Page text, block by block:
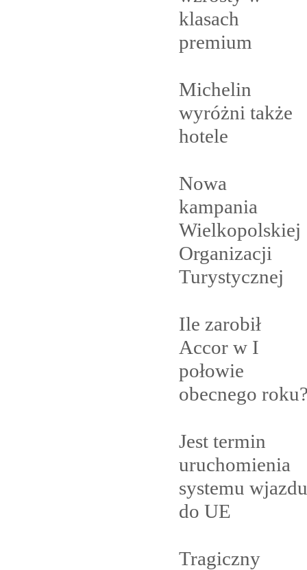
klasach
premium
Michelin
wyróżni także
hotele
Nowa
kampania
Wielkopolskiej
Organizacji
Turystycznej
Ile zarobił
Accor w I
połowie
obecnego
Jest termin
uruchomienia
systemu wjazdu
do UE
Tragiczny